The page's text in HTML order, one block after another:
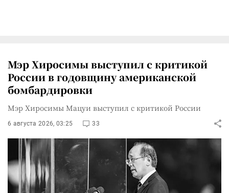
Мэр Хиросимы выступил с критикой
России в годовщину американской
бомбардировки
Мэр Хиросимы Мацуи выступил с критикой России
6 августа 2026, 03:25 33